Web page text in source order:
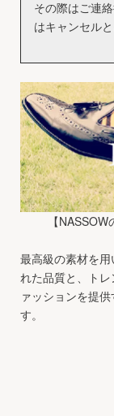
その際はご連
はキャンセル
【
最高級の素材を
れた品質と、ト
ァッションを提
す。